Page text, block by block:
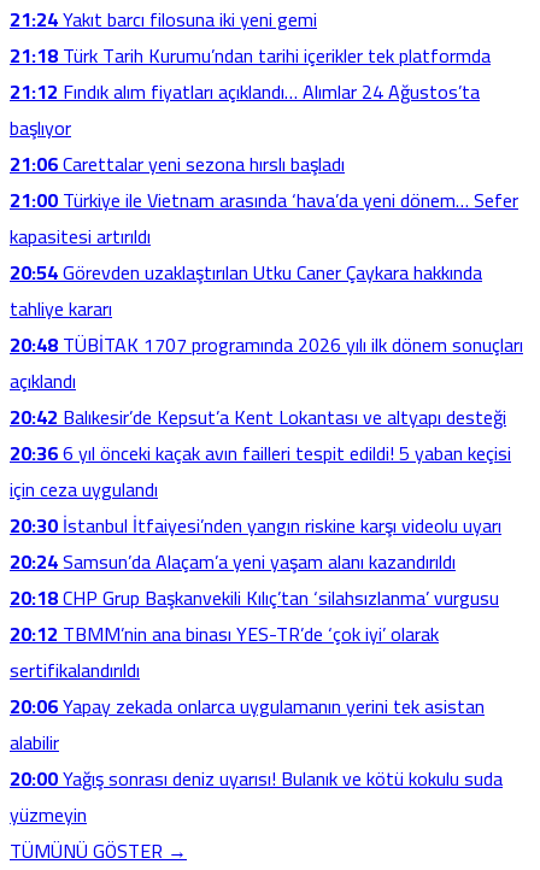
21:24Yakıt barcı filosuna iki yeni gemi
21:18Türk Tarih Kurumu’ndan tarihi içerikler tek platformda
21:12Fındık alım fiyatları açıklandı… Alımlar 24 Ağustos’ta
başlıyor
21:06Carettalar yeni sezona hırslı başladı
21:00Türkiye ile Vietnam arasında ‘hava’da yeni dönem… Sefer
kapasitesi artırıldı
20:54Görevden uzaklaştırılan Utku Caner Çaykara hakkında
tahliye kararı
20:48TÜBİTAK 1707 programında 2026 yılı ilk dönem sonuçları
açıklandı
20:42Balıkesir’de Kepsut’a Kent Lokantası ve altyapı desteği
20:366 yıl önceki kaçak avın failleri tespit edildi! 5 yaban keçisi
için ceza uygulandı
20:30İstanbul İtfaiyesi’nden yangın riskine karşı videolu uyarı
20:24Samsun’da Alaçam’a yeni yaşam alanı kazandırıldı
20:18CHP Grup Başkanvekili Kılıç’tan ‘silahsızlanma’ vurgusu
20:12TBMM’nin ana binası YES-TR’de ‘çok iyi’ olarak
sertifikalandırıldı
20:06Yapay zekada onlarca uygulamanın yerini tek asistan
alabilir
20:00Yağış sonrası deniz uyarısı! Bulanık ve kötü kokulu suda
yüzmeyin
TÜMÜNÜ GÖSTER →